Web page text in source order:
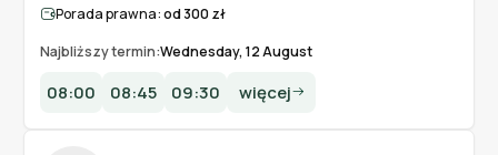
Porada prawna:od 300 zł
Najbliższy termin:Wednesday, 12 August
08:00 08:45 09:30 więcej